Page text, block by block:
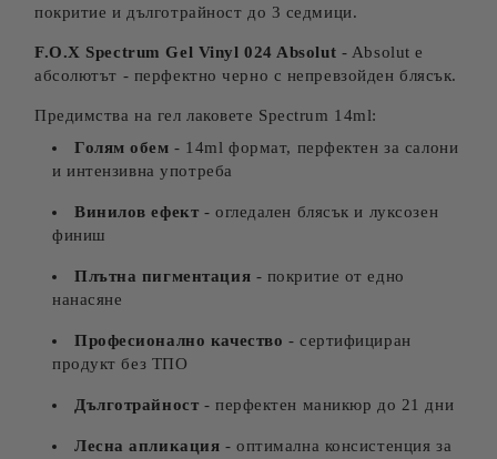
покритие и дълготрайност до 3 седмици.
F.O.X Spectrum Gel Vinyl 024 Absolut - Absolut е
абсолютът - перфектно черно с непревзойден блясък.
Предимства на гел лаковете Spectrum 14ml:
Голям обем - 14ml формат, перфектен за салони
и интензивна употреба
Винилов ефект - огледален блясък и луксозен
финиш
Плътна пигментация - покритие от едно
нанасяне
Професионално качество - сертифициран
продукт без ТПО
Дълготрайност - перфектен маникюр до 21 дни
Лесна апликация - оптимална консистенция за